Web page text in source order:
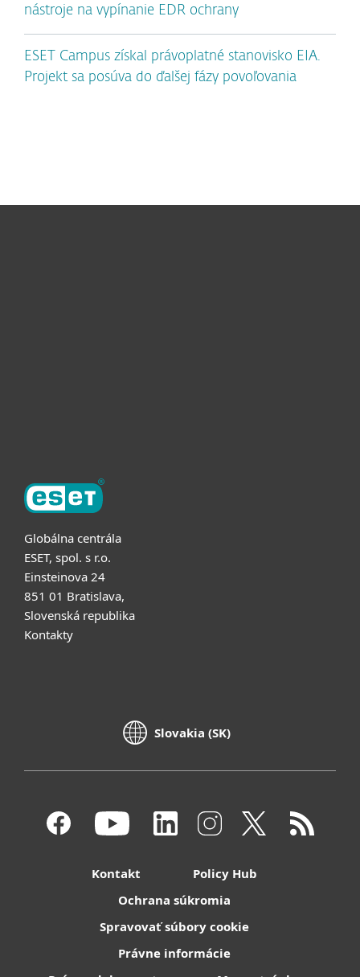
nástroje na vypínanie EDR ochrany
ESET Campus získal právoplatné stanovisko EIA.
Projekt sa posúva do ďalšej fázy povoľovania
Globálna centrála
ESET, spol. s r.o.
Einsteinova 24
851 01 Bratislava,
Slovenská republika
Kontakty
Slovakia (SK)
Kontakt
Policy Hub
Ochrana súkromia
Spravovať súbory cookie
Právne informácie